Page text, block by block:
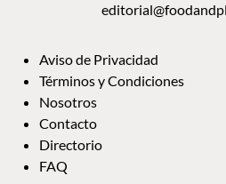
Aviso de Privacidad
Términos y Condiciones
Nosotros
Contacto
Directorio
FAQ